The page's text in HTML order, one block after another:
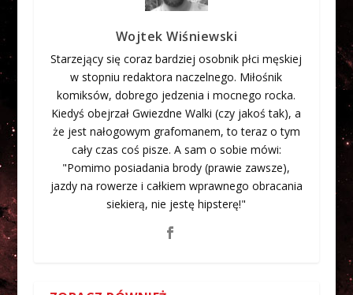
Wojtek Wiśniewski
Starzejący się coraz bardziej osobnik płci męskiej
w stopniu redaktora naczelnego. Miłośnik
komiksów, dobrego jedzenia i mocnego rocka.
Kiedyś obejrzał Gwiezdne Walki (czy jakoś tak), a
że jest nałogowym grafomanem, to teraz o tym
cały czas coś pisze. A sam o sobie mówi:
"Pomimo posiadania brody (prawie zawsze),
jazdy na rowerze i całkiem wprawnego obracania
siekierą, nie jestę hipsterę!"